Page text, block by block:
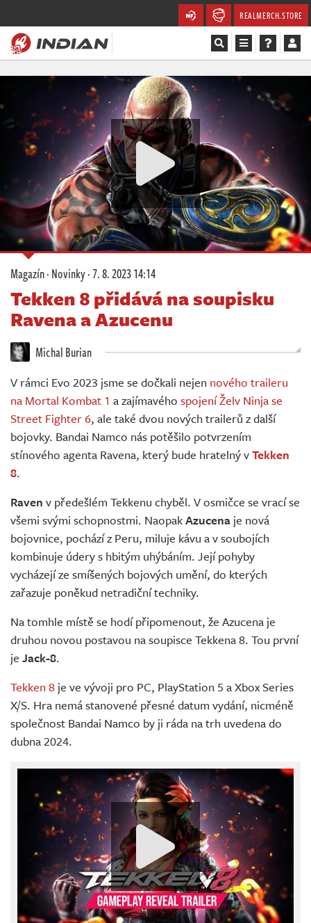
REALMERCH.STORE
Recenze
Videa
Soutěže
Databáze
Komunita
Redakce
Živě
Magazín·Novinky·7. 8. 2023 14:14
Tekken 8 přidává na soupisku
Ravena a Azucenu
Michal Burian
V rámci Evo 2023 jsme se dočkali nejen nového traileru
na Mortal Kombat 1 a zajímavého spojení Želv Ninja se
Street Fighter 6, ale také dvou nových trailerů z další
bojovky. Bandai Namco nás potěšilo potvrzením
stínového agenta Ravena, který bude hratelný vTekken
8.
Raven v předešlém Tekkenu chyběl. V osmičce se vrací se
všemi svými schopnostmi. NaopakAzucena je nová
bojovnice, pochází z Peru, miluje kávu a v soubojích
kombinuje údery s hbitým uhýbáním. Její pohyby
vycházejí ze smíšených bojových umění, do kterých
zařazuje poněkud netradiční techniky.
Na tomhle místě se hodí připomenout, že Azucena je
druhou novou postavou na soupisce Tekkena 8. Tou první
je Jack-8.
Tekken 8 je ve vývoji pro PC, PlayStation 5 a Xbox Series
X/S. Hra nemá stanovené přesné datum vydání, nicméně
společnost Bandai Namco by ji ráda na trh uvedena do
dubna 2024.